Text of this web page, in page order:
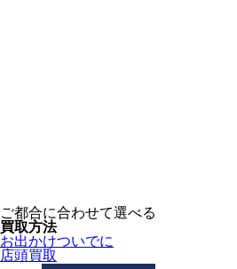
ご都合に合わせて選べる
買取方法
お出かけついでに
店頭買取